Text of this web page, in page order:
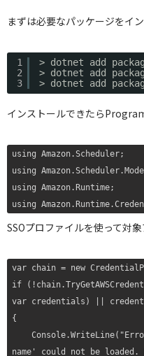
まずは必要なパッケージをイ
1
2
3
> dotnet add
> dotnet add package
> dotnet add package
インストールできたら
using Amazon.Scheduler;
using
using Amazon.Runtime;
using
SSOプロファイルを使って対
var chain = new
if
var credentials) ||
{
name' could not be